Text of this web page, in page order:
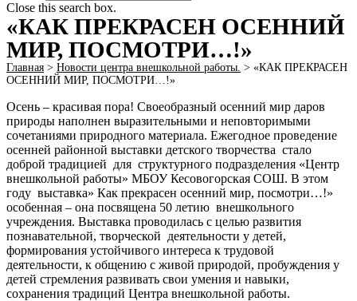
Close this search box.
«КАК ПРЕКРАСЕН ОСЕННИЙ
МИР, ПОСМОТРИ…!»
Главная > Новости центра внешкольной работы. > «КАК ПРЕКРАСЕН
ОСЕННИЙ МИР, ПОСМОТРИ…!»
Осень – красивая пора! Своеобразный осенний мир даров
природы наполнен выразительными и неповторимыми
сочетаниями природного материала. Ежегодное проведение
осенней районной выставки детского творчества стало
доброй традицией для структурного подразделения «Центр
внешкольной работы» МБОУ Кесовогорская СОШ. В этом
году выставка» Как прекрасен осенний мир, посмотри…!»
особенная – она посвящена 50 летию внешкольного
учреждения. Выставка проводилась с целью развития
познавательной, творческой деятельности у детей,
формирования устойчивого интереса к трудовой
деятельности, к общению с живой природой, пробуждения у
детей стремления развивать свои умения и навыки,
сохранения традиций Центра внешкольной работы.